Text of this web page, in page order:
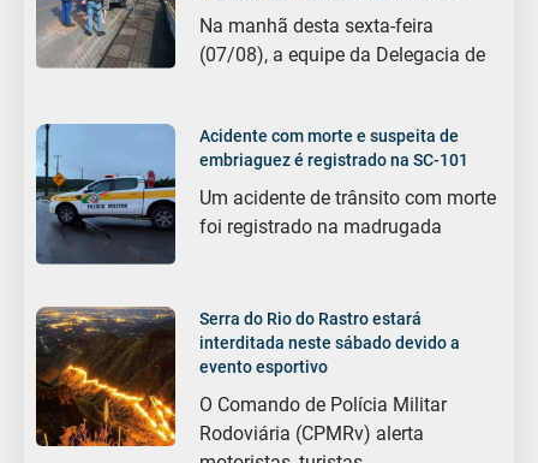
Na manhã desta sexta-feira
(07/08), a equipe da Delegacia de
Acidente com morte e suspeita de
embriaguez é registrado na SC-101
Um acidente de trânsito com morte
foi registrado na madrugada
Serra do Rio do Rastro estará
interditada neste sábado devido a
evento esportivo
O Comando de Polícia Militar
Rodoviária (CPMRv) alerta